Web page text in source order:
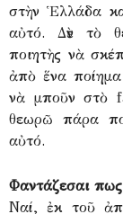
στὴν Ἑλλάδα
αὐτό. Δὲν τὸ
ποιητὴς νὰ
ἀπὸ ἕνα ποίημα
νὰ μποῦν στὸ
θεωρῶ πάρα
αὐτό.
Φαντάζεσαι πως
Ναί, ἐκ τοῦ